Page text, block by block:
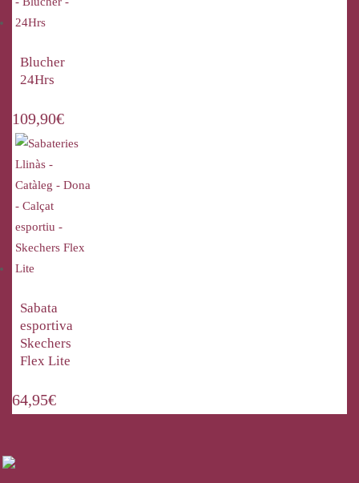
Blucher
24Hrs
109,90€
Sabata
esportiva
Skechers
Flex Lite
64,95€